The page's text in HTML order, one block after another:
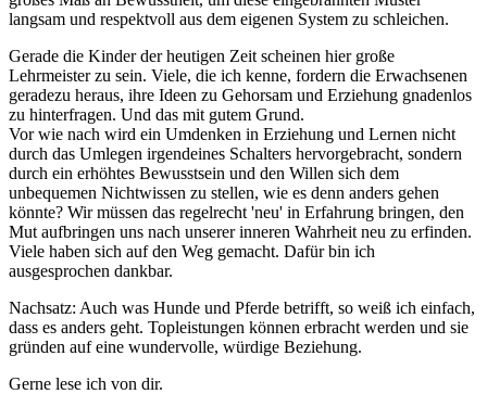
langsam und respektvoll aus dem eigenen System zu schleichen.
Gerade die Kinder der heutigen Zeit scheinen hier große
Lehrmeister zu sein. Viele, die ich kenne, fordern die Erwachsenen
geradezu heraus, ihre Ideen zu Gehorsam und Erziehung gnadenlos
zu hinterfragen. Und das mit gutem Grund.
Vor wie nach wird ein Umdenken in Erziehung und Lernen nicht
durch das Umlegen irgendeines Schalters hervorgebracht, sondern
durch ein erhöhtes Bewusstsein und den Willen sich dem
unbequemen Nichtwissen zu stellen, wie es denn anders gehen
könnte? Wir müssen das regelrecht 'neu' in Erfahrung bringen, den
Mut aufbringen uns nach unserer inneren Wahrheit neu zu erfinden.
Viele haben sich auf den Weg gemacht. Dafür bin ich
ausgesprochen dankbar.
Nachsatz: Auch was Hunde und Pferde betrifft, so weiß ich einfach,
dass es anders geht. Topleistungen können erbracht werden und sie
gründen auf eine wundervolle, würdige Beziehung.
Gerne lese ich von dir.